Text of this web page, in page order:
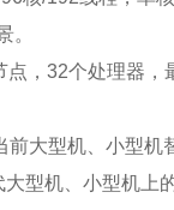
。
点，32个处理器，
前大型机、小型机
型机、小型机上